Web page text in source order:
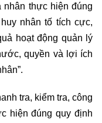
thực hiện đúng
nhân tố tích cực,
hoạt động quản lý
quyền và lợi ích
tra, kiểm tra, công
hiện đúng quy định